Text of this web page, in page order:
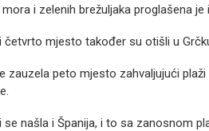
i zelenih brežuljaka proglašena je
četvrto mjesto također su otišli u
zauzela peto mjesto zahvaljujući
se našla i Španija, i to sa zanosnom